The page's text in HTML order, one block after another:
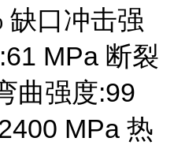
缺口冲击强
MPa 断裂
曲强度:99
MPa 热